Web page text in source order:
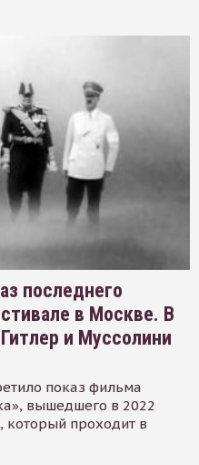
последнего
в Москве. В
и Муссолини
показ фильма
вышедшего в 2022
который проходит в